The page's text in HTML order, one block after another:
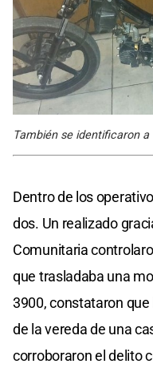
También se identificaron a
Dentro de los
dos. Un realizado
Comunitaria
que trasladaba una
3900, constataron
de la vereda de una
corroboraron el delito